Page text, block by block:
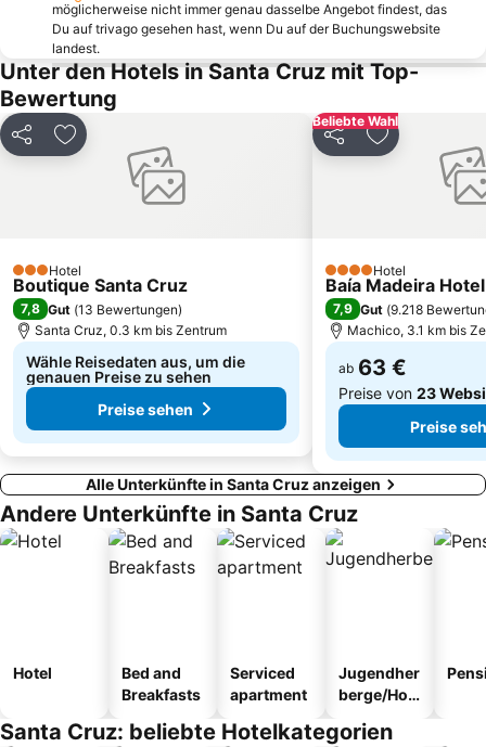
möglicherweise nicht immer genau dasselbe Angebot findest, das
Du auf trivago gesehen hast, wenn Du auf der Buchungswebsite
landest.
Unter den Hotels in Santa Cruz mit Top-
Bewertung
Teilen Zu Favoriten hinzufügen
3 Sterne
Hotel
Boutique Santa Cruz
7,8 Gut (13 Bewertungen)
Santa Cruz, 0.3 km bis Zentrum
Wähle Reisedaten aus, um die
genauen Preise zu sehen
Preise sehen
Beliebte Wahl
Teilen Zu Favoriten
4 SterneHotel
Baía Madeira Hotel
7,9 Gut (9.218
Machico, 3.1 km bis
ab 63 €
Preise von 23
Preise
Alle Unterkünfte in Santa Cruz anzeigen
Andere Unterkünfte in Santa Cruz
Hotel
Bed and
Breakfasts
Serviced
apartment
Jugendher
berge/Hos
Santa Cruz: beliebte Hotelkategorien